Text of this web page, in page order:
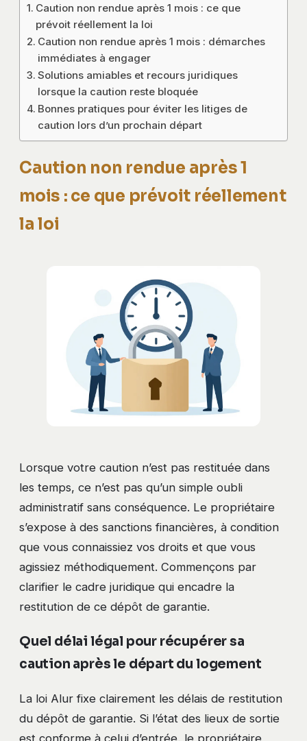
Caution non rendue après 1 mois : ce que
prévoit réellement la loi
Caution non rendue après 1 mois : démarches
immédiates à engager
Solutions amiables et recours juridiques
lorsque la caution reste bloquée
Bonnes pratiques pour éviter les litiges de
caution lors d’un prochain départ
Caution non rendue après 1
mois : ce que prévoit réellement
la loi
Lorsque votre caution n’est pas restituée dans
les temps, ce n’est pas qu’un simple oubli
administratif sans conséquence. Le propriétaire
s’expose à des sanctions financières, à condition
que vous connaissiez vos droits et que vous
agissiez méthodiquement. Commençons par
clarifier le cadre juridique qui encadre la
restitution de ce dépôt de garantie.
Quel délai légal pour récupérer sa
caution après le départ du logement
La loi Alur fixe clairement les délais de restitution
du dépôt de garantie. Si l’état des lieux de sortie
est conforme à celui d’entrée, le propriétaire